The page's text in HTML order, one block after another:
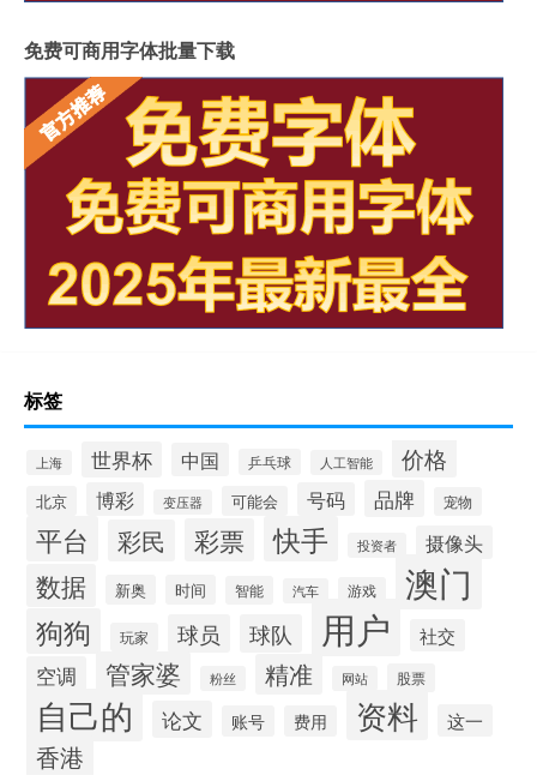
免费可商用字体批量下载
标签
上海 世界杯 中国 乒乓球 人工智能 价格
北京 博彩 变压器 可能会 号码 品牌 宠物
平台 彩民 彩票 快手 投资者 摄像头
数据 新奥 时间 智能 汽车 游戏 澳门
狗狗 玩家 球员 球队 用户 社交
空调 管家婆 粉丝 精准 网站 股票
自己的 论文 账号 费用 资料 这一
香港